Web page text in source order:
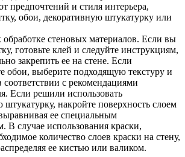
предпочтений и стиля интерьера,
обои, декоративную штукатурку или
стеновых материалов. Если вы
готовьте клей и следуйте инструкциям,
закрепить ее на стене. Если
обои, выберите подходящую текстуру и
соответствии с рекомендациями
Если решили использовать
штукатурку, накройте поверхность слоем
ее специальным
В случае использования краски,
количество слоев краски на стену,
ее кистью или валиком.